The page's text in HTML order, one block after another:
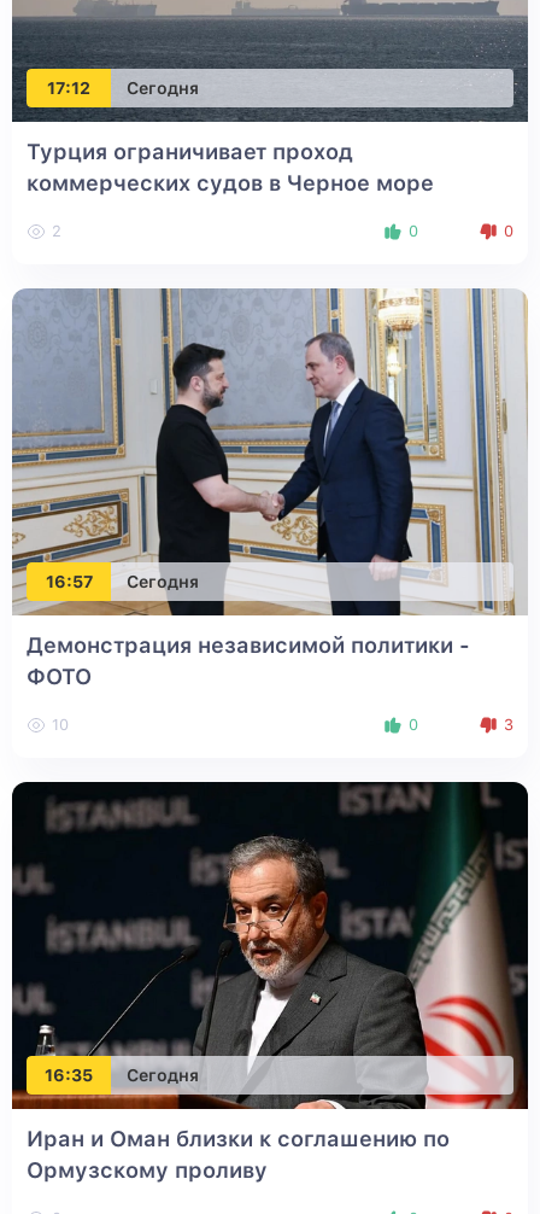
17:12 Сегодня
Турция ограничивает проход
коммерческих судов в Черное море
2 0 0
16:57 Сегодня
Демонстрация независимой политики -
ФОТО
10 0 3
16:35 Сегодня
Иран и Оман близки к соглашению по
Ормузскому проливу